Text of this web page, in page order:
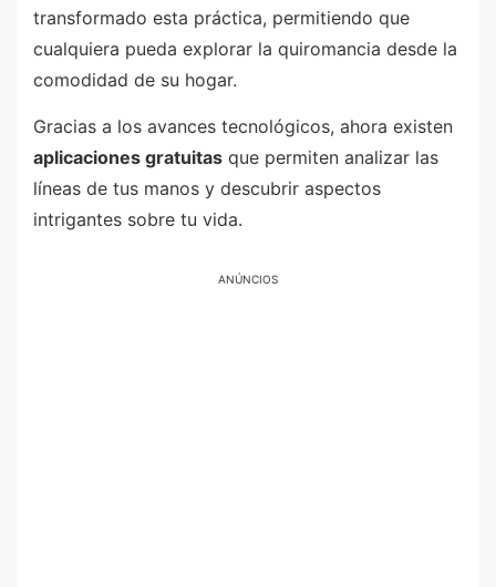
transformado esta práctica, permitiendo que
cualquiera pueda explorar la quiromancia desde la
comodidad de su hogar.
Gracias a los avances tecnológicos, ahora existen
aplicaciones gratuitas que permiten analizar las
líneas de tus manos y descubrir aspectos
intrigantes sobre tu vida.
ANÚNCIOS